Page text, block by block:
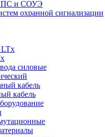
и СОУЭ
охранной сигнализации
силовые
кабель
кабель